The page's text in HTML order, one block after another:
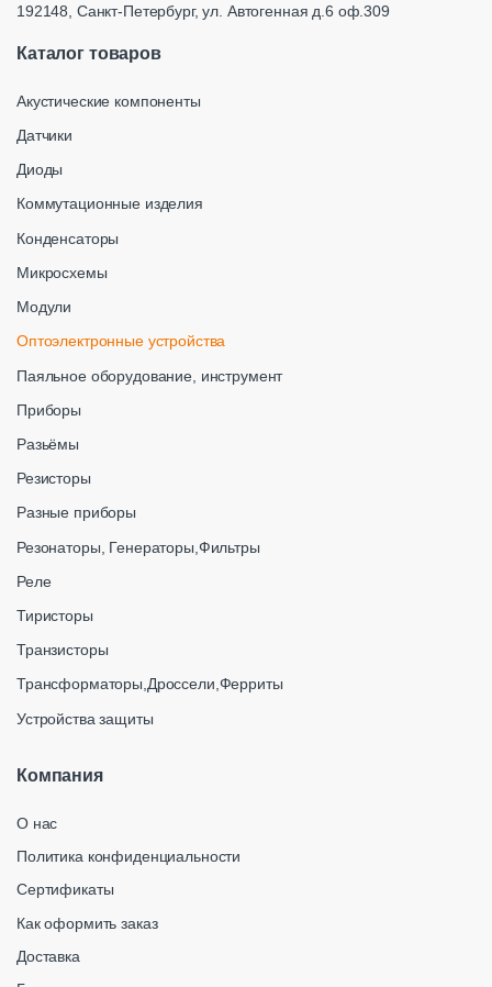
192148, Санкт-Петербург, ул. Автогенная д.6 оф.309
Каталог товаров
Акустические компоненты
Датчики
Диоды
Коммутационные изделия
Конденсаторы
Микросхемы
Модули
Оптоэлектронные устройства
Паяльное оборудование, инструмент
Приборы
Разьёмы
Резисторы
Разные приборы
Резонаторы, Генераторы,Фильтры
Реле
Тиристоры
Транзисторы
Трансформаторы,Дроссели,Ферриты
Устройства защиты
Компания
О нас
Политика конфиденциальности
Сертификаты
Как оформить заказ
Доставка